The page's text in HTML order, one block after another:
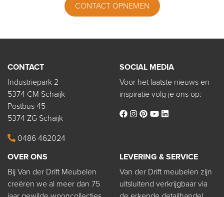
CONTACT OPNEMEN
CONTACT
Industriepark 2
5374 CM Schaijk
Postbus 45
5374 ZG Schaijk
0486 462024
SOCIAL MEDIA
Voor het laatste nieuws en
inspiratie volg je ons op:
OVER ONS
Bij Van der Drift Meubelen
creëren we al meer dan 75
LEVERING & SERVICE
Van der Drift meubelen zijn
uitsluitend verkrijgbaar via